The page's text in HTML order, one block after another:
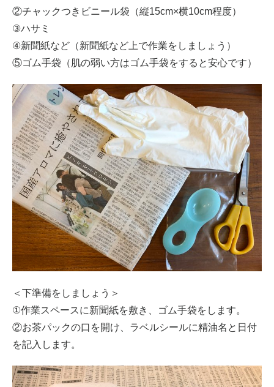
②チャックつきビニール袋（縦15cm×横10cm程度）
③ハサミ
④新聞紙など（新聞紙など上で作業をしましょう）
⑤ゴム手袋（肌の弱い方はゴム手袋をすると安心です）
＜下準備をしましょう＞
①作業スペースに新聞紙を敷き、ゴム手袋をします。
②お茶パックの口を開け、ラベルシールに精油名と日付
を記入します。